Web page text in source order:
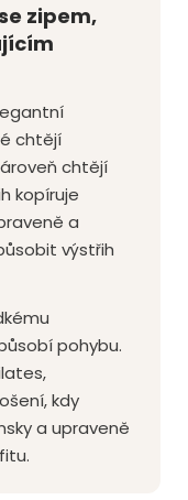
zipem,
chtějí
chtějí
kopíruje
a
výstřih
pohybu.
kdy
a upraveně